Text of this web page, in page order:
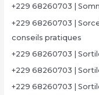
+229 68260703 |
+229 68260703 |
conseils pratiques
+229 68260703 |
+229 68260703 |
+229 68260703 |